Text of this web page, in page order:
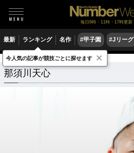
毎日6時・11時・17時更新
最新 ランキング 名作 #甲子園 #Jリーグ
那須川天心 関連記事
那須川天心
今人気の記事が競技ごとに探せます ×